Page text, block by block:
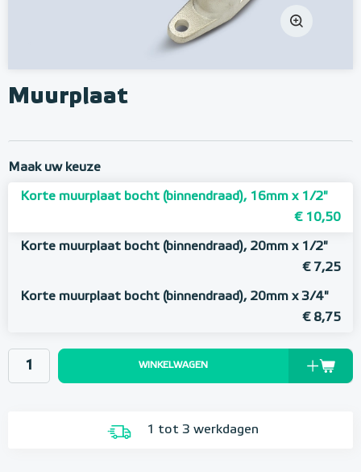
Muurplaat
Maak uw keuze
Korte muurplaat bocht (binnendraad), 16mm x 1/2"
€ 10,50
Korte muurplaat bocht (binnendraad), 20mm x 1/2"
€ 7,25
Korte muurplaat bocht (binnendraad), 20mm x 3/4"
€ 8,75
WINKELWAGEN
1 tot 3 werkdagen